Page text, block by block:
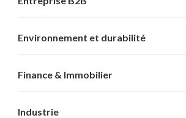
Environnement et durabilité
Finance & Immobilier
Industrie